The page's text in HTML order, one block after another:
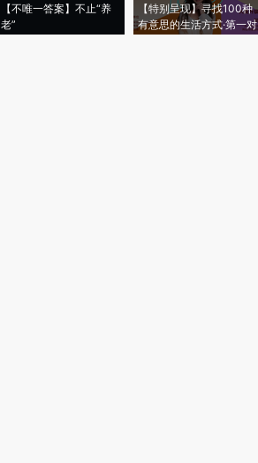
【不唯一答案】不止“养
老”
【特别呈现】寻找100种
有意思的生活方式·第一对